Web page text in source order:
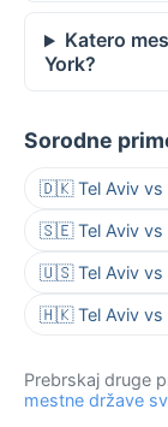
Katero
York?
Sorodne
🇩🇰 Tel Aviv vs
🇸🇪 Tel Aviv vs
🇺🇸 Tel Aviv vs
🇭🇰 Tel Aviv vs
Prebrskaj druge
mestne države